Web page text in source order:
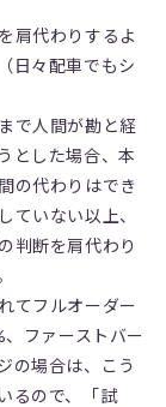
肩代わりするよ
日々配車でもシ
で人間が勘と経
とした場合、本
の代わりはでき
ていない以上、
判断を肩代わり
てフルオーダー
ファーストバー
の場合は、こう
るので、「試